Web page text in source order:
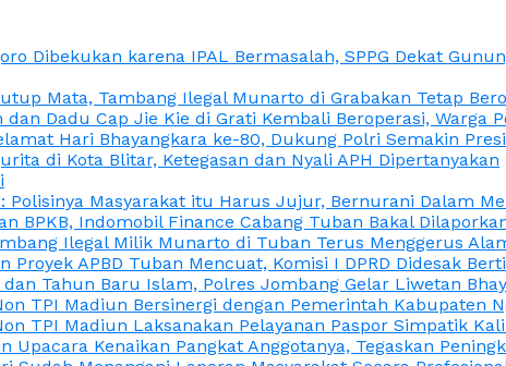
Dibekukan karena IPAL Bermasalah, SPPG Dekat
Mata, Tambang Ilegal Munarto di Grabakan Tetap
Dadu Cap Jie Kie di Grati Kembali Beroperasi, Warga
Hari Bhayangkara ke-80, Dukung Polri Semakin
di Kota Blitar, Ketegasan dan Nyali APH Dipertanyakan
: Polisinya Masyarakat itu Harus Jujur, Bernurani Dalam
BPKB, Indomobil Finance Cabang Tuban Bakal
Ilegal Milik Munarto di Tuban Terus Menggerus
Proyek APBD Tuban Mencuat, Komisi I DPRD Didesak
Tahun Baru Islam, Polres Jombang Gelar Liwetan
TPI Madiun Bersinergi dengan Pemerintah Kabupaten
TPI Madiun Laksanakan Pelayanan Paspor Simpatik
Upacara Kenaikan Pangkat Anggotanya, Tegaskan